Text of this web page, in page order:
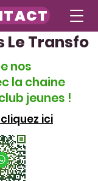
Le Transfo
nos
la chaine
jeunes !
ici